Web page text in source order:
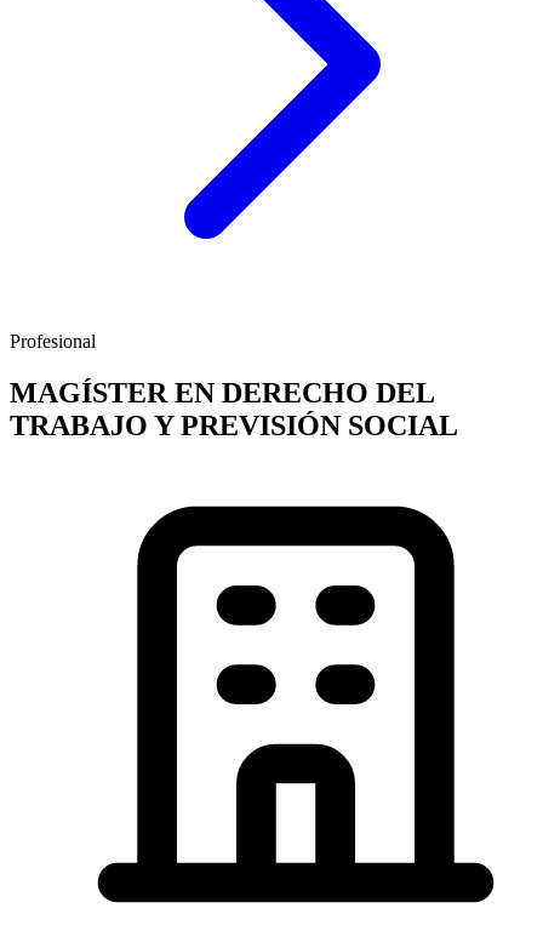
Profesional
MAGÍSTER EN DERECHO DEL
TRABAJO Y PREVISIÓN SOCIAL